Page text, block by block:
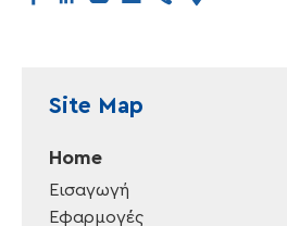
Site Map
Home
Εισαγωγή
Εφαρμογές